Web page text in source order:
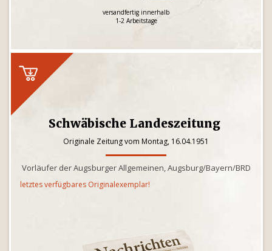
versandfertig innerhalb
1-2 Arbeitstage
Schwäbische Landeszeitung
Originale Zeitung vom Montag, 16.04.1951
Vorläufer der Augsburger Allgemeinen, Augsburg/Bayern/BRD
letztes verfügbares Originalexemplar!